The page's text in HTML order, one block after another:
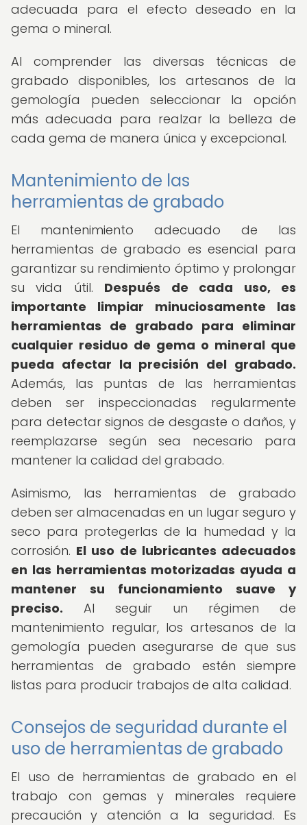
adecuada para el efecto deseado en la
gema o mineral.
Al comprender las diversas técnicas de
grabado disponibles, los artesanos de la
gemología pueden seleccionar la opción
más adecuada para realzar la belleza de
cada gema de manera única y excepcional.
Mantenimiento de las
herramientas de grabado
El mantenimiento adecuado de las
herramientas de grabado es esencial para
garantizar su rendimiento óptimo y prolongar
su vida útil. Después de cada uso, es
importante limpiar minuciosamente las
herramientas de grabado para eliminar
cualquier residuo de gema o mineral que
pueda afectar la precisión del grabado.
Además, las puntas de las herramientas
deben ser inspeccionadas regularmente
para detectar signos de desgaste o daños, y
reemplazarse según sea necesario para
mantener la calidad del grabado.
Asimismo, las herramientas de grabado
deben ser almacenadas en un lugar seguro y
seco para protegerlas de la humedad y la
corrosión. El uso de lubricantes adecuados
en las herramientas motorizadas ayuda a
mantener su funcionamiento suave y
preciso. Al seguir un régimen de
mantenimiento regular, los artesanos de la
gemología pueden asegurarse de que sus
herramientas de grabado estén siempre
listas para producir trabajos de alta calidad.
Consejos de seguridad durante el
uso de herramientas de grabado
El uso de herramientas de grabado en el
trabajo con gemas y minerales requiere
precaución y atención a la seguridad. Es